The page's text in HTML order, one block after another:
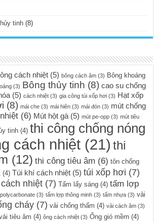
tinh (8)
cách nhiệt (5) bông cách âm (3) Bông khoáng
(3) Bông thủy tinh (8) cao su chống
(5) cách nhiệt (3) gia công túi xốp hơi (3) Hạt xốp
(8) mái che (3) mái hiên (3) mái đón (3) mút chống
(6) Mút hột gà (5) mút pe-opp (3) mút tiêu
tinh (4) thi công chống nóng
cách nhiệt (21) thi
(12) thi công tiêu âm (6) tôn chống
(4) Túi khí cách nhiệt (5) túi xốp hơi (7)
nhiệt (7) Tấm lấy sáng (4) tấm lợp
(3) tấm lợp thông minh (3) tấm nhựa (3) vải
cháy (7) vải chống thấm (4) vải cách âm (3)
tiêu âm (4) ông cách nhiệt (3) Ống gió mềm (4)